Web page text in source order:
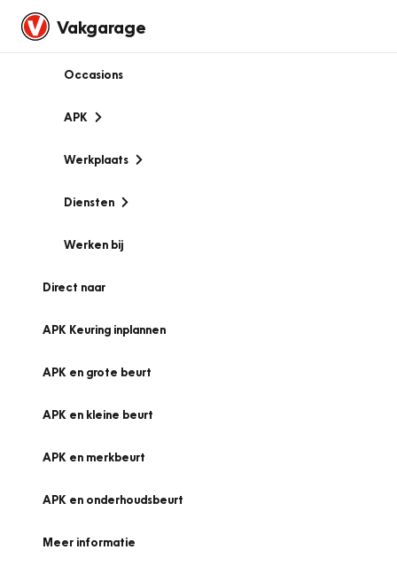
Vakgarage
Occasions
APK
Werkplaats
Diensten
Werken bij
Direct naar
APK Keuring inplannen
APK en grote beurt
APK en kleine beurt
APK en merkbeurt
APK en onderhoudsbeurt
Meer informatie